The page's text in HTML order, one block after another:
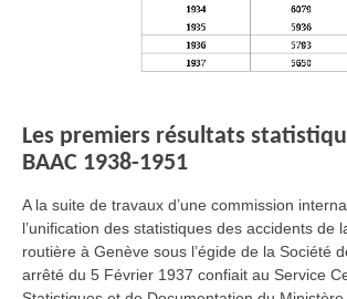
Les premiers résultats
BAAC 1938-1951
A la suite de travaux d’une commission
l’unification des statistiques des accidents de
routière à Genève sous l’égide de la Société
arrêté du 5 Février 1937 confiait au Service